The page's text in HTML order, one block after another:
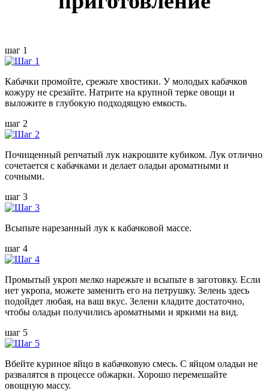
шаг 1
Кабачки промойте, срежьте хвостики. У молодых кабачков
кожуру не срезайте. Натрите на крупной терке овощи и
выложите в глубокую подходящую емкость.
шаг 2
Почищенный репчатый лук накрошите кубиком. Лук отлично
сочетается с кабачками и делает оладьи ароматными и
сочными.
шаг 3
Всыпьте нарезанный лук к кабачковой массе.
шаг 4
Промытый укроп мелко нарежьте и всыпьте в заготовку. Если
нет укропа, можете заменить его на петрушку. Зелень здесь
подойдет любая, на ваш вкус. Зелени кладите достаточно,
чтобы оладьи получились ароматными и яркими на вид.
шаг 5
Вбейте куриное яйцо в кабачковую смесь. С яйцом оладьи не
развалятся в процессе обжарки. Хорошо перемешайте
овощную массу.